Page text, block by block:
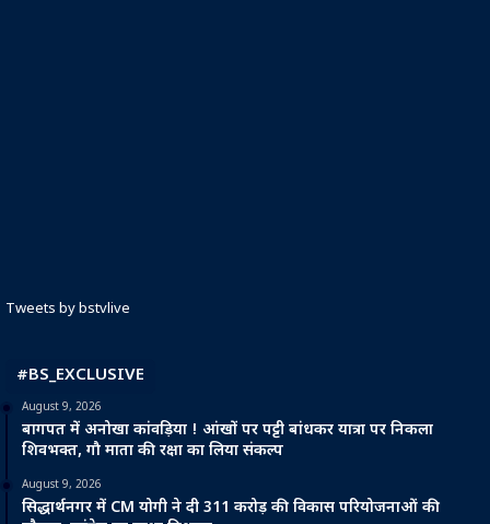
Tweets by bstvlive
#BS_EXCLUSIVE
August 9, 2026
बागपत में अनोखा कांवड़िया ! आंखों पर पट्टी बांधकर यात्रा पर निकला
शिवभक्त, गौ माता की रक्षा का लिया संकल्प
August 9, 2026
सिद्धार्थनगर में CM योगी ने दी 311 करोड़ की विकास परियोजनाओं की